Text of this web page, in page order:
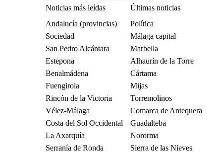
Noticias más leídas
Últimas noticias
Andalucía (provincias)
Política
Sociedad
Málaga capital
San Pedro Alcántara
Marbella
Estepona
Alhaurín de la Torre
Benalmádena
Cártama
Fuengirola
Mijas
Rincón de la Victoria
Torremolinos
Vélez-Málaga
Comarca de Antequera
Costa del Sol Occidental
Guadalteba
La Axarquía
Nororma
Serranía de Ronda
Sierra de las Nieves